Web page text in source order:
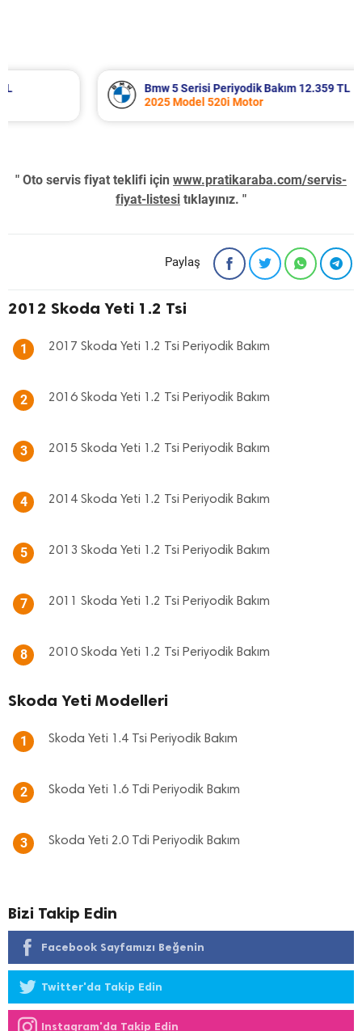
Bmw 5 Serisi Periyodik Bakım 12.359 TL
2025 Model 520i Motor
" Oto servis fiyat teklifi için www.pratikaraba.com/servis-
fiyat-listesi tıklayınız. "
Paylaş
2012 Skoda Yeti 1.2 Tsi
1 2017 Skoda Yeti 1.2 Tsi Periyodik Bakım
2 2016 Skoda Yeti 1.2 Tsi Periyodik Bakım
3 2015 Skoda Yeti 1.2 Tsi Periyodik Bakım
4 2014 Skoda Yeti 1.2 Tsi Periyodik Bakım
5 2013 Skoda Yeti 1.2 Tsi Periyodik Bakım
7 2011 Skoda Yeti 1.2 Tsi Periyodik Bakım
8 2010 Skoda Yeti 1.2 Tsi Periyodik Bakım
Skoda Yeti Modelleri
1 Skoda Yeti 1.4 Tsi Periyodik Bakım
2 Skoda Yeti 1.6 Tdi Periyodik Bakım
3 Skoda Yeti 2.0 Tdi Periyodik Bakım
Bizi Takip Edin
Facebook Sayfamızı Beğenin
Twitter'da Takip Edin
Instagram'da Takip Edin